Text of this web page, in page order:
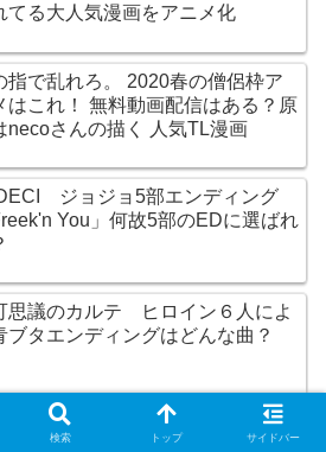
てる大人気漫画をアニメ化
指で乱れろ。 2020春の僧侶枠ア
はこれ！ 無料動画配信はある？原
necoさんの描く 人気TL漫画
ジョジョ5部エンディング
You」何故5部のEDに選ばれ
思議のカルテ ヒロイン６人によ
ブタエンディングはどんな曲？
検索 トップ サイドバー